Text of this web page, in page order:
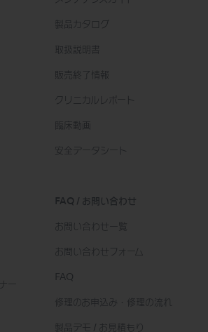
ー
製品カタログ
取扱説明書
販売終了情報
クリニカルレポート
臨床動画
安全データシート
FAQ / お問い合わせ
お問い合わせ一覧
お問い合わせフォーム
FAQ
修理のお申込み・修理の流れ
製品デモ / お見積もり